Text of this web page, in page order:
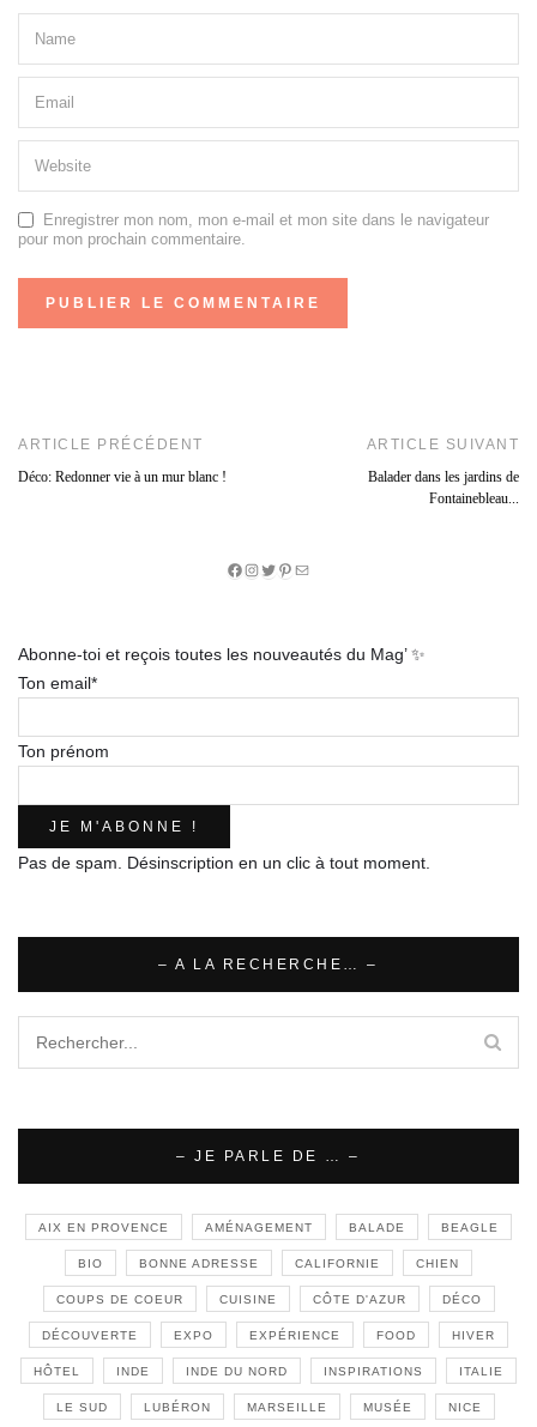
Enregistrer mon nom, mon e-mail et mon site dans le navigateur
pour mon prochain commentaire.
ARTICLE PRÉCÉDENT
Déco: Redonner vie à un mur blanc !
ARTICLE SUIVANT
Balader dans les jardins de
Fontainebleau...
Facebook
Instagram
Twitter
Pinterest
E-
Abonne-toi et reçois toutes les nouveautés du Mag’ ✨
Ton email*
Ton prénom
Pas de spam. Désinscription en un clic à tout moment.
– A LA RECHERCHE… –
– JE PARLE DE … –
AIX EN PROVENCE AMÉNAGEMENT BALADE BEAGLE
BIO BONNE ADRESSE CALIFORNIE CHIEN
COUPS DE COEUR CUISINE CÔTE D'AZUR DÉCO
DÉCOUVERTE EXPO EXPÉRIENCE FOOD HIVER
HÔTEL INDE INDE DU NORD INSPIRATIONS ITALIE
LE SUD LUBÉRON MARSEILLE MUSÉE NICE